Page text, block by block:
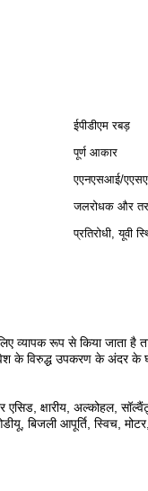
ईपीडीएम रबड़
पूर्ण आकार
एएनएसआई/
जलरोधक और
प्रतिरोधी, यूवी
व्यापक रूप से किया जाता है
के विरुद्ध उपकरण के अंदर
क्षारीय, अल्कोहल,
बिजली आपूर्ति, स्विच,